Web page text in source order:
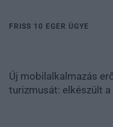
FRISS 10 EGER ÜGYE
Új mobilalkalmazás
turizmusát: elkészült a